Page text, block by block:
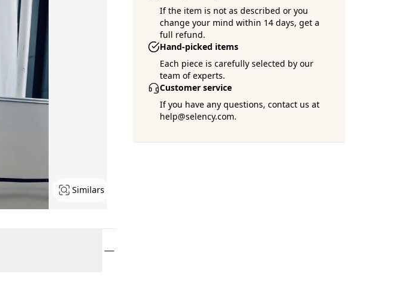
Similars
If the item is not as described or you
change your mind within 14 days, get a
full refund.
Hand-picked items
Each piece is carefully selected by our
team of experts.
Customer service
If you have any questions, contact us at
help@selency.com.